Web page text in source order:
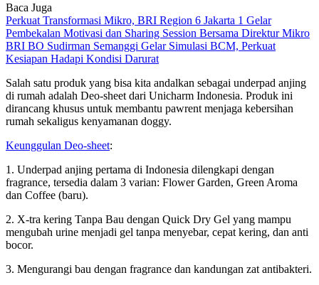
Baca Juga
Perkuat Transformasi Mikro, BRI Region 6 Jakarta 1 Gelar
Pembekalan Motivasi dan Sharing Session Bersama Direktur Mikro
BRI BO Sudirman Semanggi Gelar Simulasi BCM, Perkuat
Kesiapan Hadapi Kondisi Darurat
Salah satu produk yang bisa kita andalkan sebagai underpad anjing
di rumah adalah Deo-sheet dari Unicharm Indonesia. Produk ini
dirancang khusus untuk membantu pawrent menjaga kebersihan
rumah sekaligus kenyamanan doggy.
Keunggulan Deo-sheet:
1. Underpad anjing pertama di Indonesia dilengkapi dengan
fragrance, tersedia dalam 3 varian: Flower Garden, Green Aroma
dan Coffee (baru).
2. X-tra kering Tanpa Bau dengan Quick Dry Gel yang mampu
mengubah urine menjadi gel tanpa menyebar, cepat kering, dan anti
bocor.
3. Mengurangi bau dengan fragrance dan kandungan zat antibakteri.